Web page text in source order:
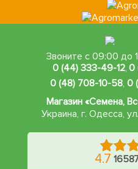
Звоните с 09:00 до
0 (44) 333-49-12,0
0 (48) 708-10-58, 0
Магазин «Семена,
Украина, г. Одесса,
4.7